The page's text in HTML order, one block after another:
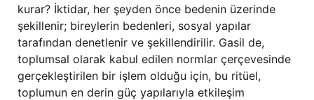
kurar? İktidar, her şeyden önce bedenin üzerinde
şekillenir; bireylerin bedenleri, sosyal yapılar
tarafından denetlenir ve şekillendirilir. Gasil de,
toplumsal olarak kabul edilen normlar çerçevesinde
gerçekleştirilen bir işlem olduğu için, bu ritüel,
toplumun en derin güç yapılarıyla etkileşim